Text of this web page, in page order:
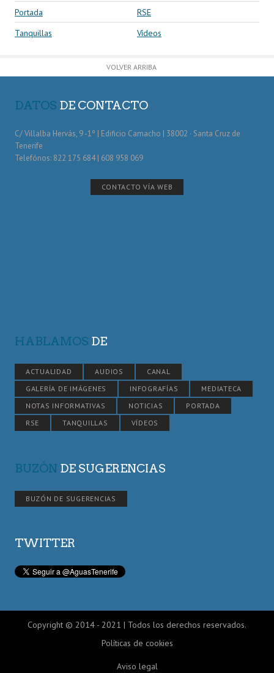
Portada
RSE
Tanquillas
Vídeos
VOLVER ARRIBA
DATOS DE CONTACTO
C/ Villalba Hervás, 9 -1º | Edificio Camacho | 38002 · Santa Cruz de
Tenerife
Telefónos: 822 175 684 | 608 958 069
CONTACTO VÍA WEB
HABLAMOS DE
ACTUALIDAD AUDIOS
CANAL
GALERÍA DE IMÁGENES
INFOGRAFÍAS
MEDIATECA
NOTAS INFORMATIVAS
NOTICIAS
PORTADA
RSE
TANQUILLAS VÍDEOS
BUZÓN DE SUGERENCIAS
BUZÓN DE SUGERENCIAS
TWITTER
Copyright © 2014 - 2021 | Todos los derechos reservados.
Políticas de cookies
Aviso legal